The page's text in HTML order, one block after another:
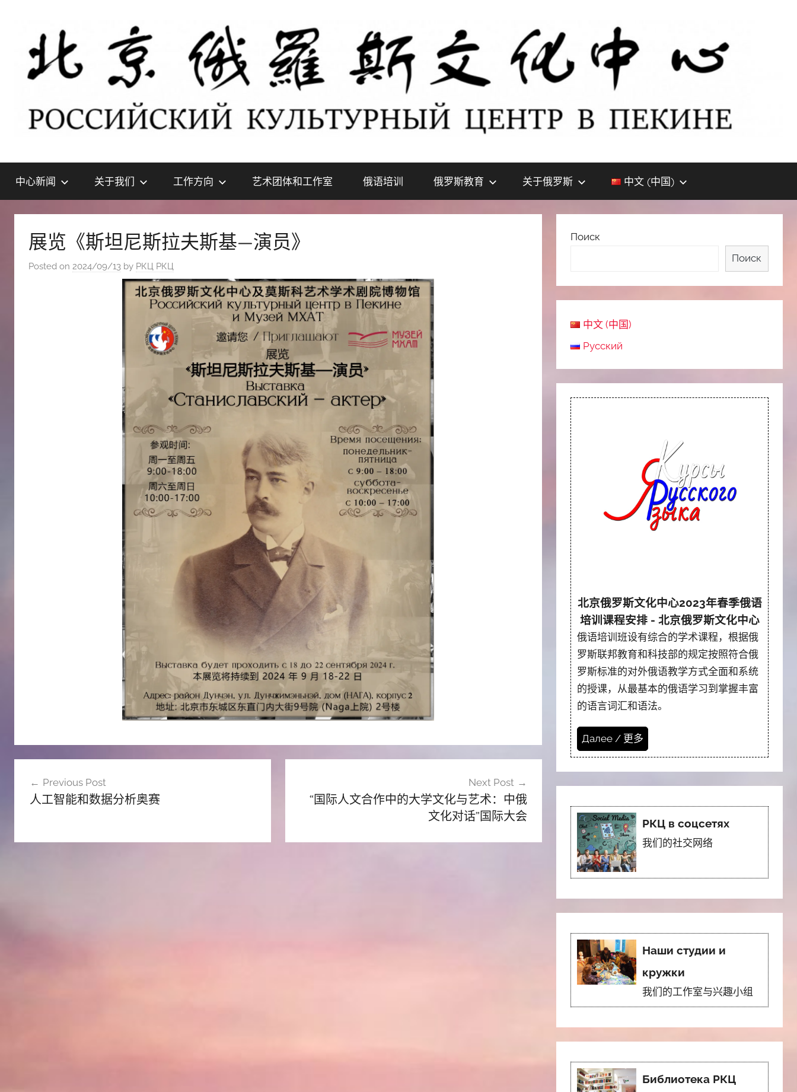
北
京
俄
罗
КУЛЬТУРНЫЙ
ЦЕНТР
ПЕКИНЕ
中心新闻 关于我们 工作方向 艺术团体和工作室 俄语培训 俄罗斯教育 关于俄罗斯 中文 (中国)
展览《斯坦尼斯拉夫斯基—演员》
Posted on 2024/09/13 by РКЦ РКЦ
Previous Post
人工智能和数据分析奥赛
Next Post
“国际人文合作中的大学文化与艺术：中俄
文化对话”国际大会
Поиск
Поиск
中文 (中国)
Русский
北京俄罗斯文化中心2023年春季俄语
培训课程安排 - 北京俄罗斯文化中心
俄语培训班设有综合的学术课程，根据俄
罗斯联邦教育和科技部的规定按照符合俄
罗斯标准的对外俄语教学方式全面和系统
的授课，从最基本的俄语学习到掌握丰富
的语言词汇和语法。
Далее / 更多
РКЦ в соцсетях
我们的社交网络
Наши студии и
кружки
我们的工作室与兴趣小组
Библиотека РКЦ